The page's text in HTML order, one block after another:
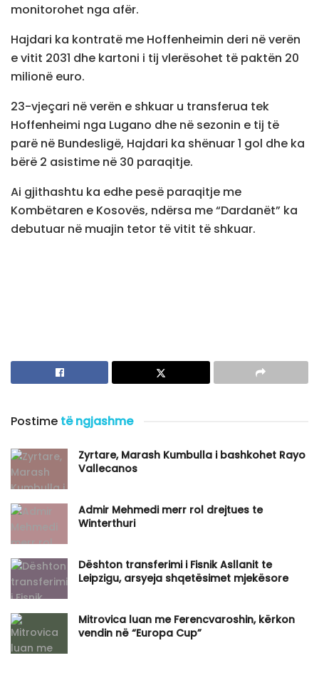
monitorohet nga afër.
Hajdari ka kontratë me Hoffenheimin deri në verën
e vitit 2031 dhe kartoni i tij vlerësohet të paktën 20
milionë euro.
23-vjeçari në verën e shkuar u transferua tek
Hoffenheimi nga Lugano dhe në sezonin e tij të
parë në Bundesligë, Hajdari ka shënuar 1 gol dhe ka
bërë 2 asistime në 30 paraqitje.
Ai gjithashtu ka edhe pesë paraqitje me
Kombëtaren e Kosovës, ndërsa me “Dardanët” ka
debutuar në muajin tetor të vitit të shkuar.
Postime të ngjashme
Zyrtare, Marash Kumbulla i bashkohet Rayo
Vallecanos
Admir Mehmedi merr rol drejtues te
Winterthuri
Dështon transferimi i Fisnik Asllanit te
Leipzigu, arsyeja shqetësimet mjekësore
Mitrovica luan me Ferencvaroshin, kërkon
vendin në “Europa Cup”